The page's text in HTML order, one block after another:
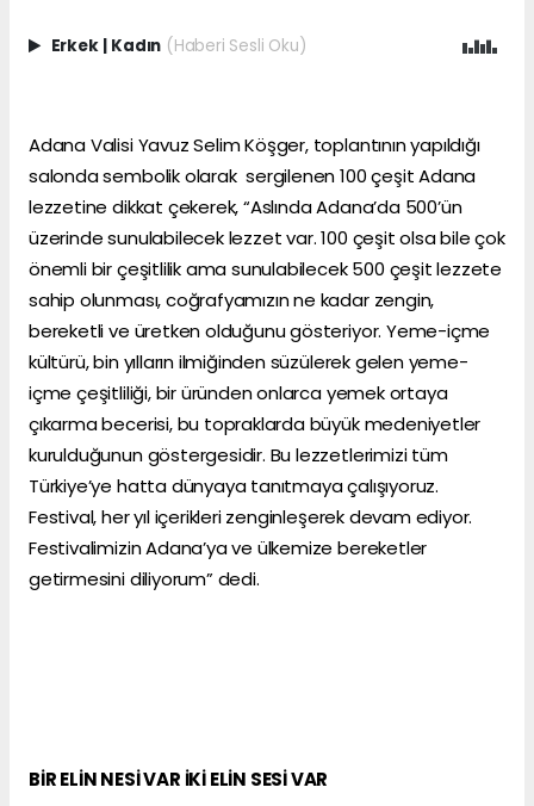
Erkek | Kadın (Haberi Sesli Oku)
Adana Valisi Yavuz Selim Köşger, toplantının yapıldığı
salonda sembolik olarak sergilenen 100 çeşit Adana
lezzetine dikkat çekerek, “Aslında Adana’da 500’ün
üzerinde sunulabilecek lezzet var. 100 çeşit olsa bile çok
önemli bir çeşitlilik ama sunulabilecek 500 çeşit lezzete
sahip olunması, coğrafyamızın ne kadar zengin,
bereketli ve üretken olduğunu gösteriyor. Yeme-içme
kültürü, bin yılların ilmiğinden süzülerek gelen yeme-
içme çeşitliliği, bir üründen onlarca yemek ortaya
çıkarma becerisi, bu topraklarda büyük medeniyetler
kurulduğunun göstergesidir. Bu lezzetlerimizi tüm
Türkiye’ye hatta dünyaya tanıtmaya çalışıyoruz.
Festival, her yıl içerikleri zenginleşerek devam ediyor.
Festivalimizin Adana’ya ve ülkemize bereketler
getirmesini diliyorum” dedi.
BİR ELİN NESİ VAR İKİ ELİN SESİ VAR